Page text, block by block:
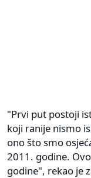
"Prvi put postoji
koji ranije nismo
ono što smo
2011. godine.
godine", rekao je